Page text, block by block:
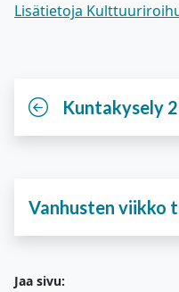
Lisätietoja
Kuntakysely
Vanhusten viikko
Jaa sivu: